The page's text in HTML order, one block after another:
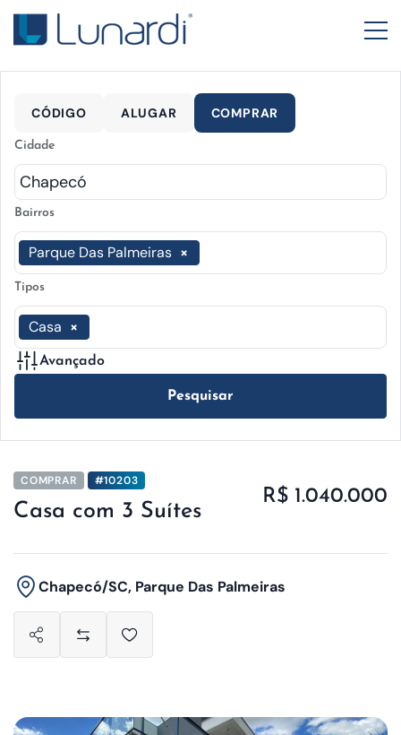
CÓDIGO ALUGAR COMPRAR
Cidade
Bairros
×
Parque Das Palmeiras
Tipos
×
Casa
Avançado
Pesquisar
COMPRAR #10203
Casa com 3 Suítes
R$ 1.040.000
Chapecó/SC, Parque Das Palmeiras